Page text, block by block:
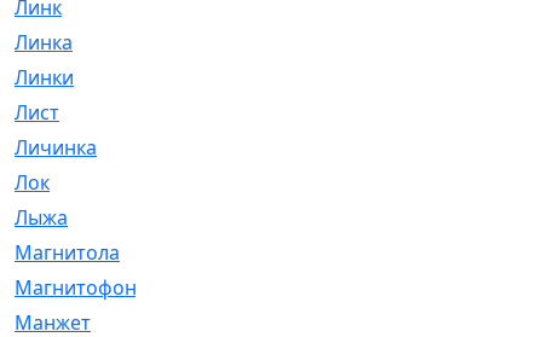
Линк
Линка
Линки
Лист
Личинка
Лок
Лыжа
Магнитола
Магнитофон
Манжет